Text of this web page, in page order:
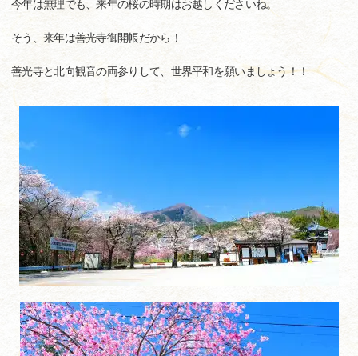
今年は無理でも、来年の桜の時期はお越しくださいね。
そう、来年は善光寺御開帳だから！
善光寺と北向観音の両参りして、世界平和を願いましょう！！